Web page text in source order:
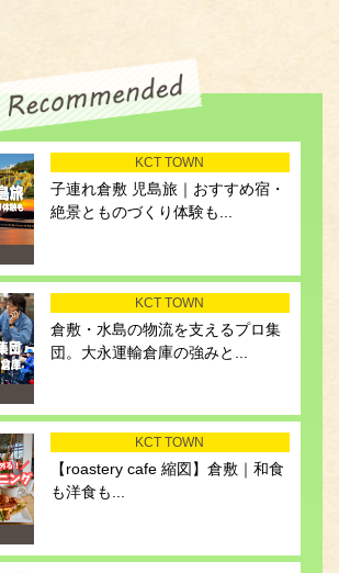
KCT TOWN
子連れ倉敷 児島旅｜おすすめ宿・
絶景とものづくり体験も...
KCT TOWN
倉敷・水島の物流を支えるプロ集
団。大永運輸倉庫の強みと...
KCT TOWN
【roastery cafe 縮図】倉敷｜和食
も洋食も...